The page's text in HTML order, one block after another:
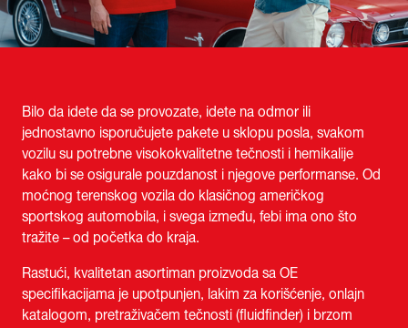
Bilo da idete da se provozate, idete na odmor ili
jednostavno isporučujete pakete u sklopu posla, svakom
vozilu su potrebne visokokvalitetne tečnosti i hemikalije
kako bi se osigurale pouzdanost i njegove performanse. Od
moćnog terenskog vozila do klasičnog američkog
sportskog automobila, i svega između, febi ima ono što
tražite – od početka do kraja.
Rastući, kvalitetan asortiman proizvoda sa OE
specifikacijama je upotpunjen, lakim za korišćenje, onlajn
katalogom, pretraživačem tečnosti (fluidfinder) i brzom